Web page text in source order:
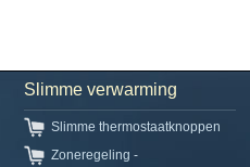
Slimme verwarming
Slimme thermostaatknoppen
Zoneregeling -